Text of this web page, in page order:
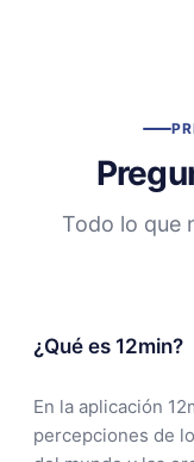
Todo lo que
¿Qué es 12min?
En la aplicación
percepciones de